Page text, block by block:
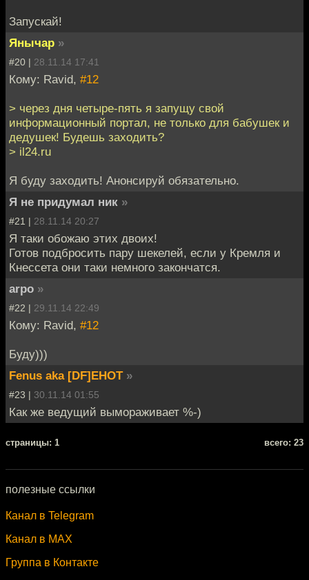
Запускай!
Янычар »
#20 | 28.11.14 17:41
Кому: Ravid, #12
> через дня четыре-пять я запущу свой
информационный портал, не только для бабушек и
дедушек! Будешь заходить?
> il24.ru
Я буду заходить! Анонсируй обязательно.
Я не придумал ник »
#21 | 28.11.14 20:27
Я таки обожаю этих двоих!
Готов подбросить пару шекелей, если у Кремля и
Кнессета они таки немного закончатся.
arpo »
#22 | 29.11.14 22:49
Кому: Ravid, #12
Буду)))
Fenus aka [DF]EHOT »
#23 | 30.11.14 01:55
Как же ведущий вымораживает %-)
cтраницы: 1 всего: 23
полезные ссылки
Канал в Telegram
Канал в MAX
Группа в Контакте